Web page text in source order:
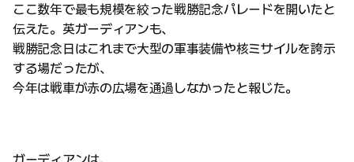
ここ数年で最も規模を絞った戦勝記念パレードを開いたと
伝えた。英ガーディアンも、
戦勝記念日はこれまで大型の軍事装備や核ミサイルを誇示
する場だったが、
今年は戦車が赤の広場を通過しなかったと報じた。